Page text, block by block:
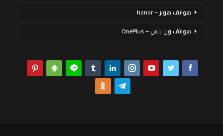
هواتف هونر – honor
هواتف ون بلس – OnePlus